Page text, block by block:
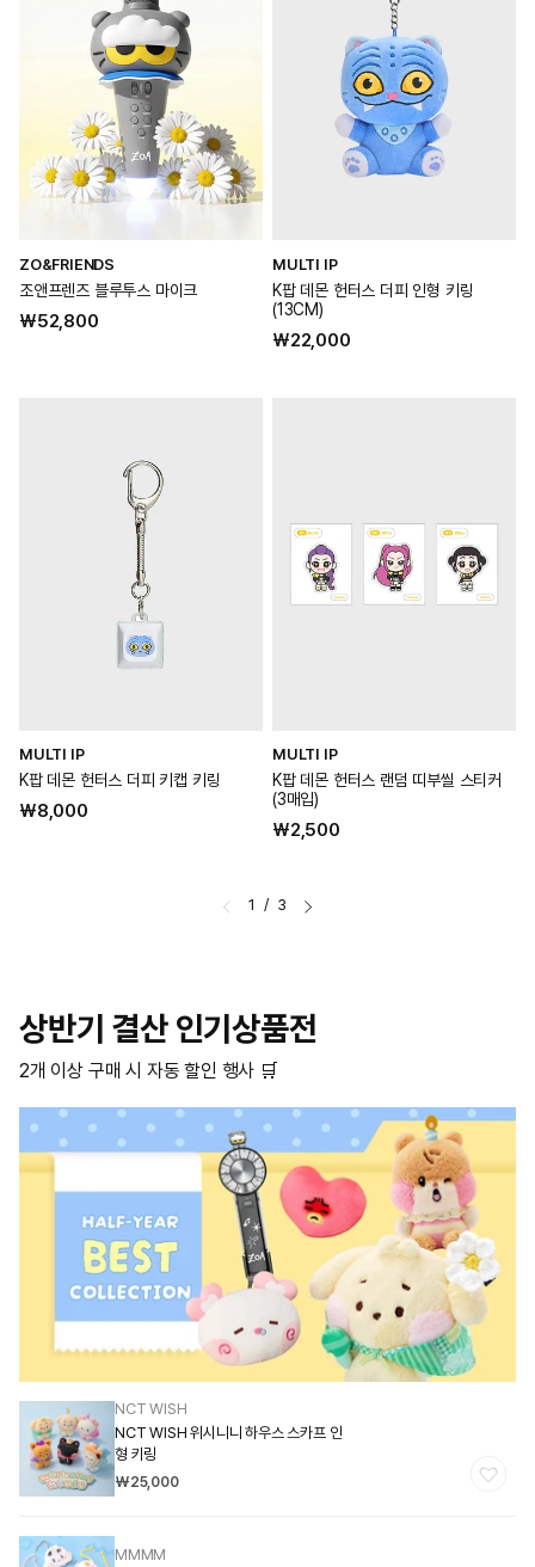
공
급
업
ZO&FRIENDS
조앤프렌즈 블루투스 마이크
정
₩52,800
공
급
MULTI IP
K팝 데몬 헌터스 더피 인형 키링
(13CM)
정
₩22,000
공
급
업
MULTI IP
K팝 데몬 헌터스 더피 키캡 키링
정
₩8,000
공
급
업
MULTI IP
K팝 데몬 헌터스 랜덤 띠부씰 스티커
(3매입)
정
₩2,500
1 / 3
상반기 결산 인기상품전
2개 이상 구매 시 자동 할인 행사 🛒
공
급
업
NCT WISH
NCT WISH 위시니니 하우스 스카프 인
형 키링
정
₩25,000
공
MMMM